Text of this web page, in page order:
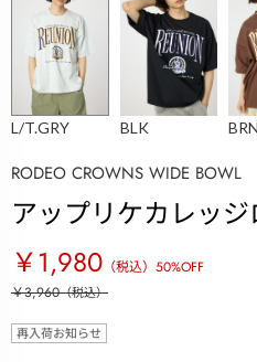
L/T.GRY BLK BRN
RODEO CROWNS WIDE BOWL
アップリケカレッジ
￥1,980 （税込） 50%OFF
￥3,960（税込）
再入荷お知らせ